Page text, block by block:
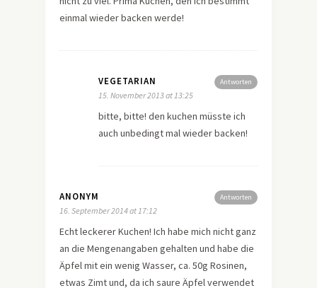
einmal wieder backen werde!
Antworten
VEGETARIAN
15. November 2013 at 13:25
bitte, bitte! den kuchen müsste ich
auch unbedingt mal wieder backen!
Antworten
ANONYM
16. September 2014 at 17:12
Echt leckerer Kuchen! Ich habe mich nicht ganz
an die Mengenangaben gehalten und habe die
Äpfel mit ein wenig Wasser, ca. 50g Rosinen,
etwas Zimt und, da ich saure Äpfel verwendet